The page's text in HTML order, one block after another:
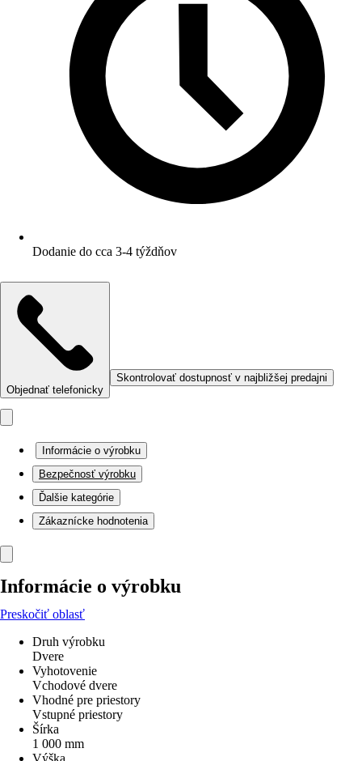
Dodanie do cca 3-4 týždňov
Objednať telefonicky
Skontrolovať dostupnosť v najbližšej predajni
Informácie o výrobku
Bezpečnosť výrobku
Ďalšie kategórie
Zákaznícke hodnotenia
Informácie o výrobku
Preskočiť oblasť
Druh výrobku
Dvere
Vyhotovenie
Vchodové dvere
Vhodné pre priestory
Vstupné priestory
Šírka
1 000 mm
Výška